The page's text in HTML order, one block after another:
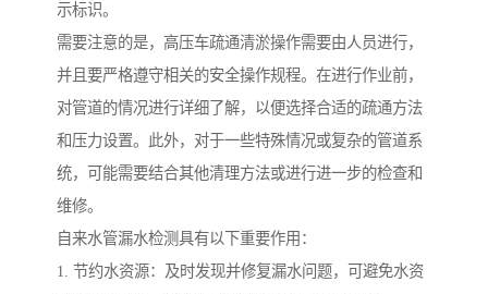
示标识。
需要注意的是，高压车疏通清淤操作需要由人员进行，
并且要严格遵守相关的安全操作规程。在进行作业前，
对管道的情况进行详细了解，以便选择合适的疏通方法
和压力设置。此外，对于一些特殊情况或复杂的管道系
统，可能需要结合其他清理方法或进行进一步的检查和
维修。
自来水管漏水检测具有以下重要作用：
1. 节约水资源：及时发现并修复漏水问题，可避免水资